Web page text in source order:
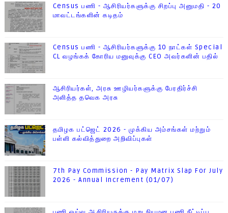
Census பணி - ஆசிரியர்களுக்கு சிறப்பு அனுமதி - 20
மாவட்டங்களின் கடிதம்
Census பணி - ஆசிரியர்களுக்கு 10 நாட்கள் Special
CL வழங்கக் கோரிய மனுவுக்கு CEO அவர்களின் பதில்
ஆசிரியர்கள், அரசு ஊழியர்களுக்கு பேரதிர்ச்சி
அளித்த தவெக அரசு
தமிழக பட்ஜெட் 2026 - முக்கிய அம்சங்கள் மற்றும்
பள்ளி கல்வித்துறை அறிவிப்புகள்
7th Pay Commission - Pay Matrix Slap For July
2026 - Annual Increment (01/07)